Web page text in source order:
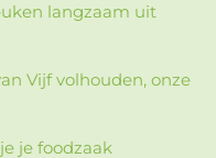
langzaam uit
Vijf volhouden, onze
je foodzaak